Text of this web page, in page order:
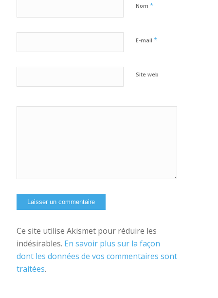
Nom *
E-mail *
Site web
Ce site utilise Akismet pour réduire les
indésirables. En savoir plus sur la façon
dont les données de vos commentaires sont
traitées.